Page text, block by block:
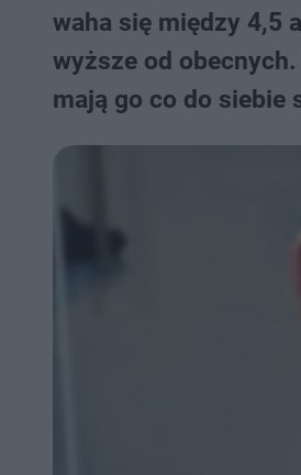
waha się między 4,5
wyższe od
mają go co do siebie